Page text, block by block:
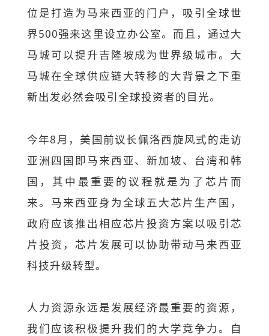
位是打造为马来西亚的门户，吸引全球世
界500强来这里设立办公室。而且，通过大
马城可以提升吉隆坡成为世界级城市。大
马城在全球供应链大转移的大背景之下重
新出发必然会吸引全球投资者的目光。
今年8月，美国前议长佩洛西旋风式的走访
亚洲四国即马来西亚、新加坡、台湾和韩
国，其中最重要的议程就是为了芯片而
来。马来西亚身为全球五大芯片生产国，
政府应该推出相应芯片投资方案以吸引芯
片投资，芯片发展可以协助带动马来西亚
科技升级转型。
人力资源永远是发展经济最重要的资源，
我们应该积极提升我们的大学竞争力。自